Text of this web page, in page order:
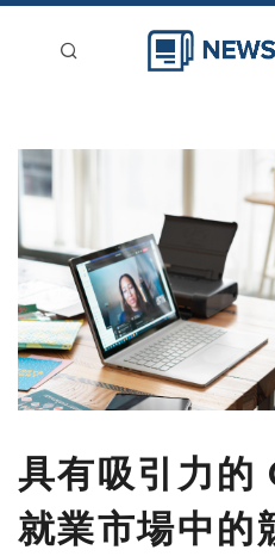
新聞稿分類
刊登
具有吸引力的
就業市場中的